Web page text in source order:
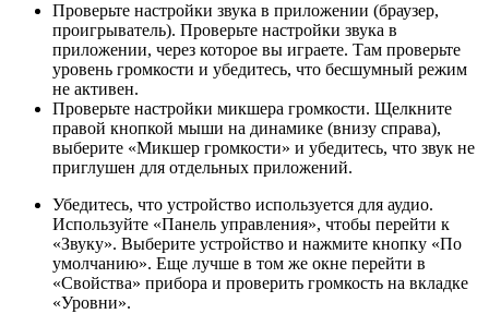
Проверьте настройки звука в приложении (браузер,
проигрыватель). Проверьте настройки звука в
приложении, через которое вы играете. Там проверьте
уровень громкости и убедитесь, что бесшумный режим
не активен.
Проверьте настройки микшера громкости. Щелкните
правой кнопкой мыши на динамике (внизу справа),
выберите «Микшер громкости» и убедитесь, что звук не
приглушен для отдельных приложений.
Убедитесь, что устройство используется для аудио.
Используйте «Панель управления», чтобы перейти к
«Звуку». Выберите устройство и нажмите кнопку «По
умолчанию». Еще лучше в том же окне перейти в
«Свойства» прибора и проверить громкость на вкладке
«Уровни».